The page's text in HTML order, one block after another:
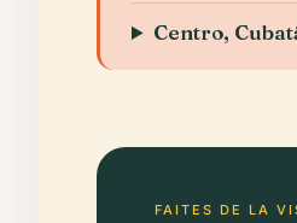
Centro,
FAITES DE LA